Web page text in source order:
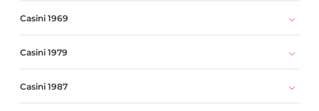
Casini 1969
Casini 1979
Casini 1987